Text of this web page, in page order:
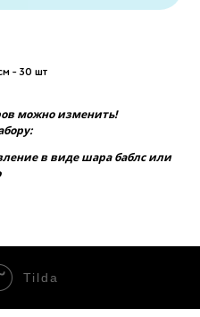
- 30 шт
можно изменить!
в виде шара баблс или
Tilda